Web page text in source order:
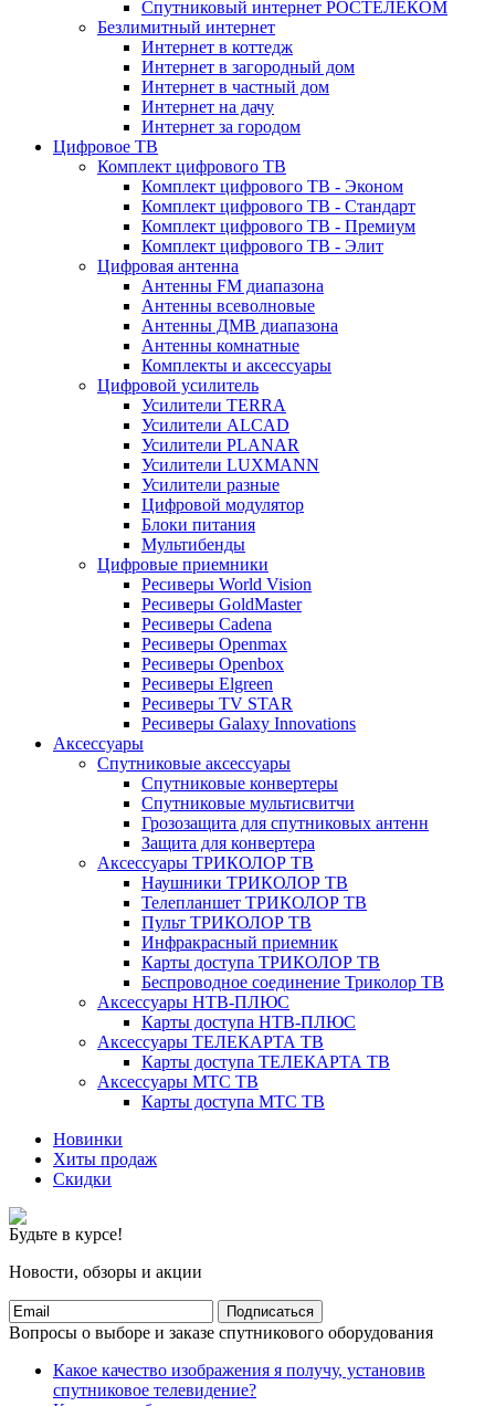
Спутниковый интернет РОСТЕЛЕКОМ
Безлимитный интернет
Интернет в коттедж
Интернет в загородный дом
Интернет в частный дом
Интернет на дачу
Интернет за городом
Цифровое ТВ
Комплект цифрового ТВ
Комплект цифрового ТВ - Эконом
Комплект цифрового ТВ - Стандарт
Комплект цифрового ТВ - Премиум
Комплект цифрового ТВ - Элит
Цифровая антенна
Антенны FM диапазона
Антенны всеволновые
Антенны ДМВ диапазона
Антенны комнатные
Комплекты и аксессуары
Цифровой усилитель
Усилители TERRA
Усилители ALCAD
Усилители PLANAR
Усилители LUXMANN
Усилители разные
Цифровой модулятор
Блоки питания
Мультибенды
Цифровые приемники
Ресиверы World Vision
Ресиверы GoldMaster
Ресиверы Cadena
Ресиверы Openmax
Ресиверы Openbox
Ресиверы Elgreen
Ресиверы TV STAR
Ресиверы Galaxy Innovations
Аксессуары
Спутниковые аксессуары
Спутниковые конвертеры
Спутниковые мультисвитчи
Грозозащита для спутниковых антенн
Защита для конвертера
Аксессуары ТРИКОЛОР ТВ
Наушники ТРИКОЛОР ТВ
Телепланшет ТРИКОЛОР ТВ
Пульт ТРИКОЛОР ТВ
Инфракрасный приемник
Карты доступа ТРИКОЛОР ТВ
Беспроводное соединение Триколор ТВ
Аксессуары НТВ-ПЛЮС
Карты доступа НТВ-ПЛЮС
Аксессуары ТЕЛЕКАРТА ТВ
Карты доступа ТЕЛЕКАРТА ТВ
Аксессуары МТС ТВ
Карты доступа МТС ТВ
Новинки
Хиты продаж
Скидки
Будьте в курсе!
Новости, обзоры и акции
Подписаться
Вопросы о выборе и заказе спутникового оборудования
Какое качество изображения я получу, установив
спутниковое телевидение?